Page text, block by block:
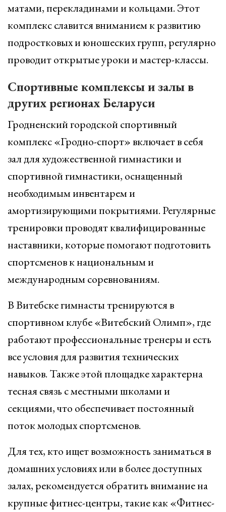
матами, перекладинами и кольцами. Этот
комплекс славится вниманием к развитию
подростковых и юношеских групп, регулярно
проводит открытые уроки и мастер-классы.
Спортивные комплексы и залы в
других регионах Беларуси
Гродненский городской спортивный
комплекс «Гродно-спорт» включает в себя
зал для художественной гимнастики и
спортивной гимнастики, оснащенный
необходимым инвентарем и
амортизирующими покрытиями. Регулярные
тренировки проводят квалифицированные
наставники, которые помогают подготовить
спортсменов к национальным и
международным соревнованиям.
В Витебске гимнасты тренируются в
спортивном клубе «Витебский Олимп», где
работают профессиональные тренеры и есть
все условия для развития технических
навыков. Также этой площадке характерна
тесная связь с местными школами и
секциями, что обеспечивает постоянный
поток молодых спортсменов.
Для тех, кто ищет возможность заниматься в
домашних условиях или в более доступных
залах, рекомендуется обратить внимание на
крупные фитнес-центры, такие как «Фитнес-